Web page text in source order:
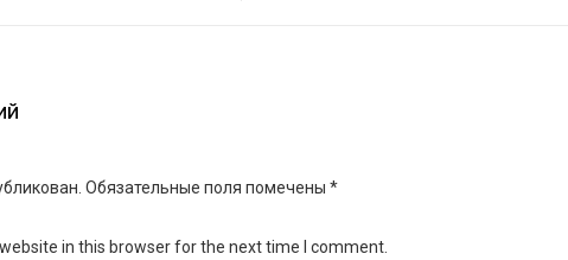
Обязательные поля помечены *
in this browser for the next time I comment.